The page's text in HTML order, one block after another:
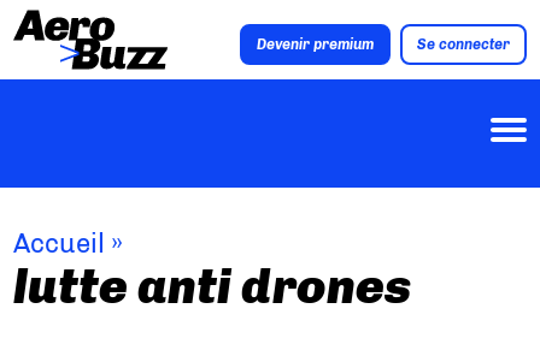
Devenir premium Se connecter
Accueil »
lutte anti drones